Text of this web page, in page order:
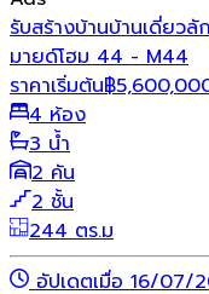
รับสร้างบ้านบ้านเดี่ยวลั
มายด์โฮม 44 - M44
ราคาเริ่มต้น฿
4 ห้อง
3 น้ำ
2 คัน
2 ชั้น
244 ตร.ม
อัปเดตเมื่อ 16/07/